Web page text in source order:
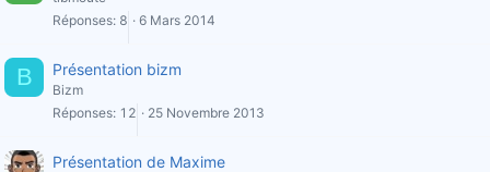
Réponses 8 6 Mars 2014
B Présentation bizm
Bizm
Réponses 12 25 Novembre 2013
Présentation de Maxime